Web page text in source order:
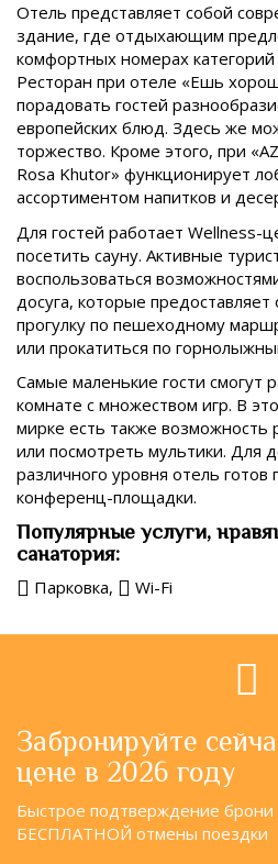
Отель представляет собой
здание, где отдыхающим
комфортных номерах
Ресторан при отеле «Ешь
порадовать гостей
европейских блюд. Здесь же
торжество. Кроме этого, при
Rosa Khutor» функционирует
ассортиментом напитков и
Для гостей работает Wellness-
посетить сауну. Активные
воспользоваться
досуга, которые предоставляет
прогулку по пешеходному
или прокатиться по
Самые маленькие гости смогут
комнате с множеством игр. В
мирке есть также возможность
или посмотреть мультики. Для
различного уровня отель готов
конференц-площадки.
Популярные услуги,
санатория:
Парковка, Wi-Fi
Забронируйте
цене в 2026 году
Быстрое подтверждение брони
БЕСПЛАТНОЙ отмены поездки